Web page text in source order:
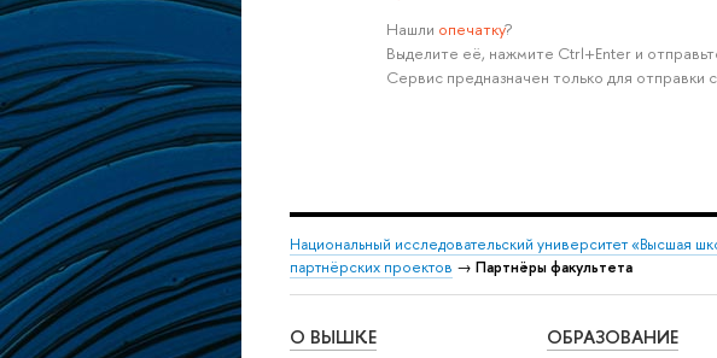
Нашли опечатку?
Выделите её, нажмите Ctrl+Enter и
Сервис предназначен только для
Национальный исследовательский университет «Высшая
партнёрских проектов → Партнёры факультета
О ВЫШКЕ ОБРАЗОВАНИЕ